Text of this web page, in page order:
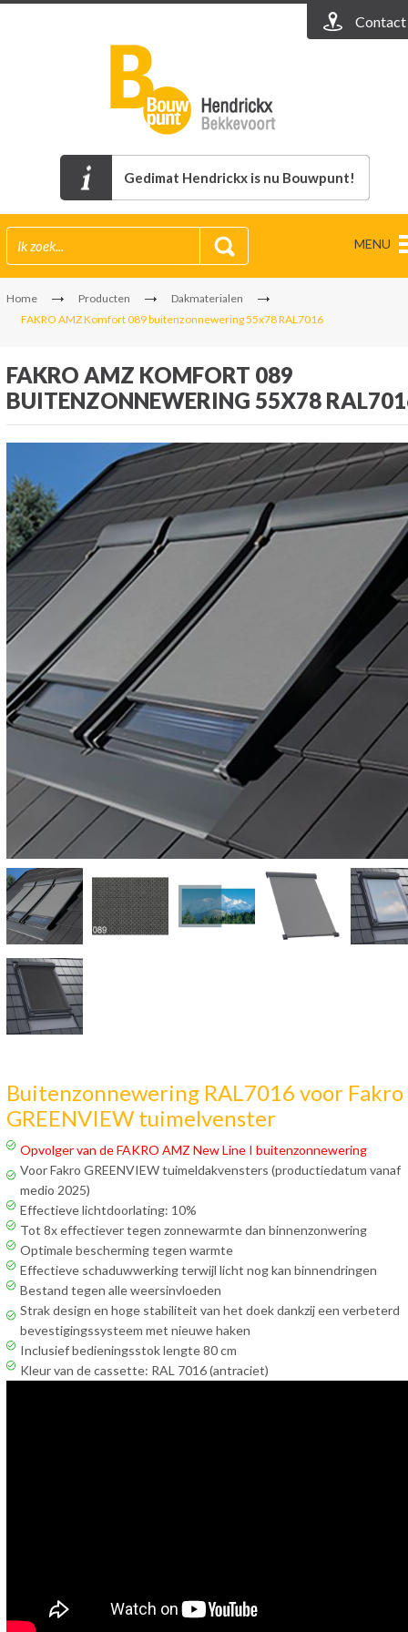
Contact
Gedimat Hendrickx is nu Bouwpunt!
MENU
Home Producten
Dakmaterialen
FAKRO AMZ Komfort 089 buitenzonnewering 55x78 RAL7016
FAKRO AMZ KOMFORT 089
BUITENZONNEWERING 55X78
Buitenzonnewering RAL7016 voor Fakro
GREENVIEW tuimelvenster
Opvolger van de FAKRO AMZ New Line I buitenzonnewering
Voor Fakro GREENVIEW tuimeldakvensters (productiedatum vanaf
medio 2025)
Effectieve lichtdoorlating: 10%
Tot 8x effectiever tegen zonnewarmte dan binnenzonwering
Optimale bescherming tegen warmte
Effectieve schaduwwerking terwijl licht nog kan binnendringen
Bestand tegen alle weersinvloeden
Strak design en hoge stabiliteit van het doek dankzij een verbeterd
bevestigingssysteem met nieuwe haken
Inclusief bedieningsstok lengte 80 cm
Kleur van de cassette: RAL 7016 (antraciet)